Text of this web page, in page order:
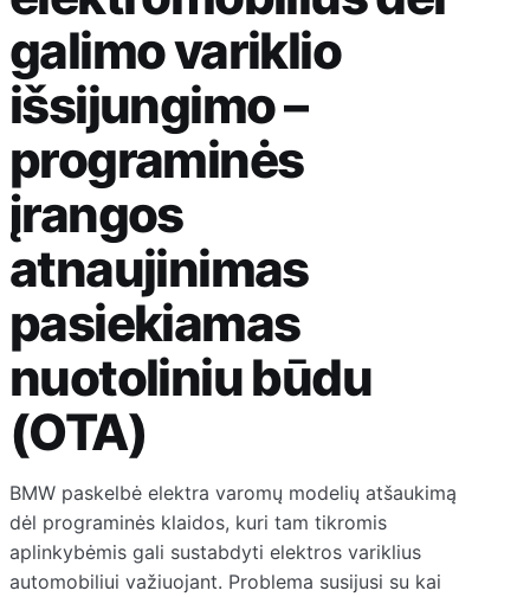
galimo variklio
išsijungimo –
programinės
įrangos
atnaujinimas
pasiekiamas
nuotoliniu būdu
(OTA)
BMW paskelbė elektra varomų modelių atšaukimą
dėl programinės klaidos, kuri tam tikromis
aplinkybėmis gali sustabdyti elektros variklius
automobiliui važiuojant. Problema susijusi su kai